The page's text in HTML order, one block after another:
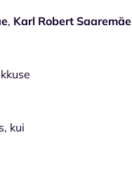
, Karl Robert Saaremäe
kui